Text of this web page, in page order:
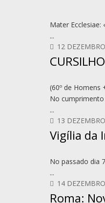
Mater Ecclesiae:
...
12
(60º de Homens
No
...
13
Vigília da
No passado dia
...
14
Roma: